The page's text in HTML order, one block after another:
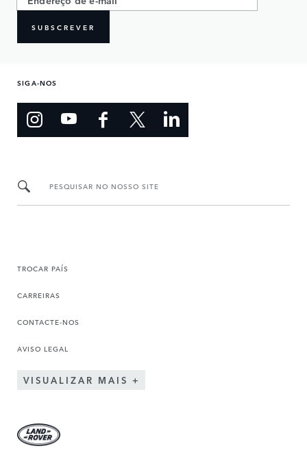
SUBSCREVER
SIGA-NOS
PESQUISAR NO NOSSO SITE
TROCAR PAÍS
CARREIRAS
CONTACTE-NOS
AVISO LEGAL
VISUALIZAR MAIS